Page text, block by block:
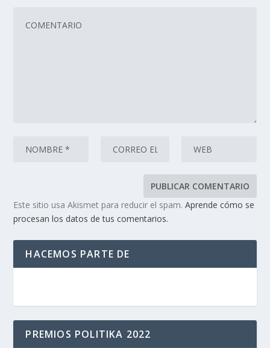
Este sitio usa Akismet para reducir el spam.Aprende cómo se
procesan los datos de tus comentarios.
HACEMOS PARTE DE
PREMIOS POLITIKA 2022